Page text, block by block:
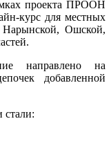
проекта ПРООН
курс для местных
Нарынской, Ошской,
направлено на
добавленной
стали: